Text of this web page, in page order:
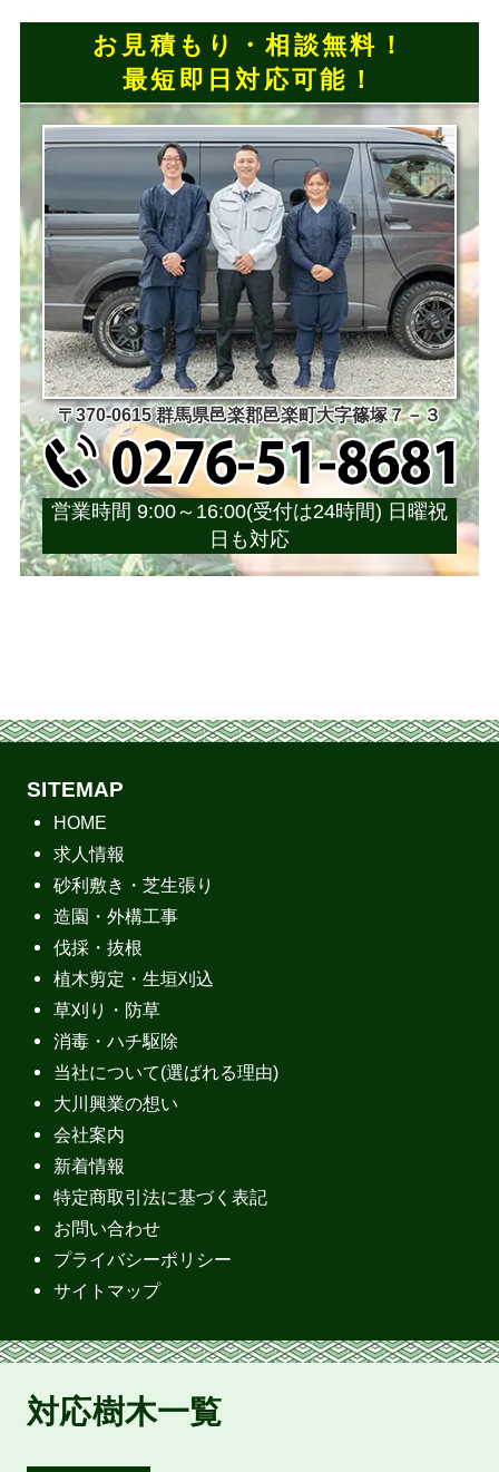
お見積もり・相談無料！
最短即日対応可能！
〒370-0615 群馬県邑楽郡邑楽町大字篠塚７－３
営業時間 9:00～16:00(受付は24時間) 日曜祝
日も対応
SITEMAP
HOME
求人情報
砂利敷き・芝生張り
造園・外構工事
伐採・抜根
植木剪定・生垣刈込
草刈り・防草
消毒・ハチ駆除
当社について(選ばれる理由)
大川興業の想い
会社案内
新着情報
特定商取引法に基づく表記
お問い合わせ
プライバシーポリシー
サイトマップ
対応樹木一覧